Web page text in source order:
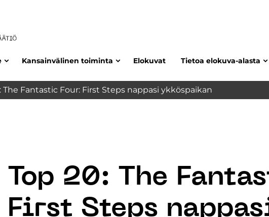
Kansainvälinen toiminta Elokuvat Tietoa elokuva-alasta
The Fantastic Four: First Steps nappasi ykköspaikan
Top 20: The
First Steps